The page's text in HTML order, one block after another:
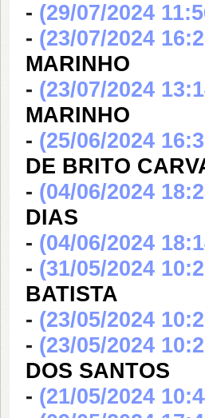
- (29/07/2024
- (23/07/2024
MARINHO
- (23/07/2024
MARINHO
- (25/06/2024
DE BRITO
- (04/06/2024
DIAS
- (04/06/2024
- (31/05/2024
BATISTA
- (23/05/2024
- (23/05/2024
DOS SANTOS
- (21/05/2024